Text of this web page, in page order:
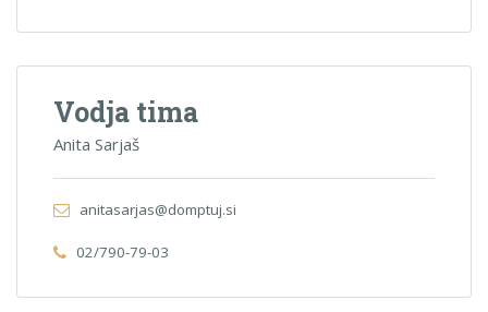
Vodja tima
Anita Sarjaš
anitasarjas@domptuj.si
02/790-79-03